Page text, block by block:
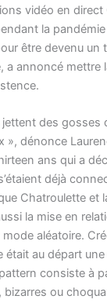
vidéo en direct
la
être devenu un
a annoncé mettre
jettent des gosses
», dénonce
ans qui a
déjà
Chatroulette et
la mise en
aléatoire.
était au départ
consiste à
ou